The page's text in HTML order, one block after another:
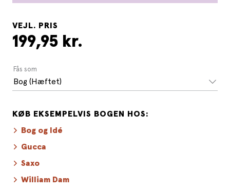
VEJL. PRIS
199,95 kr.
Fås som
Bog (Hæftet)
KØB EKSEMPELVIS BOGEN HOS:
Bog og Idé
Gucca
Saxo
William Dam